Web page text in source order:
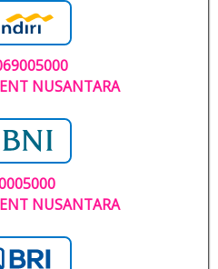
NUSANTARA
NUSANTARA